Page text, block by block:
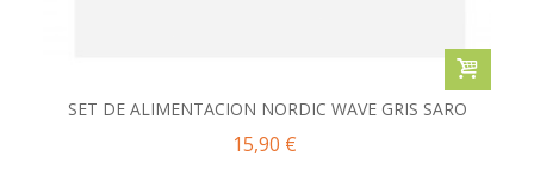
SET DE ALIMENTACION NORDIC WAVE GRIS SARO
15,90 €